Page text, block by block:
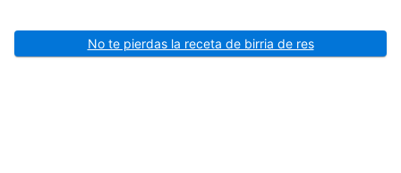
No te pierdas la receta de birria de res